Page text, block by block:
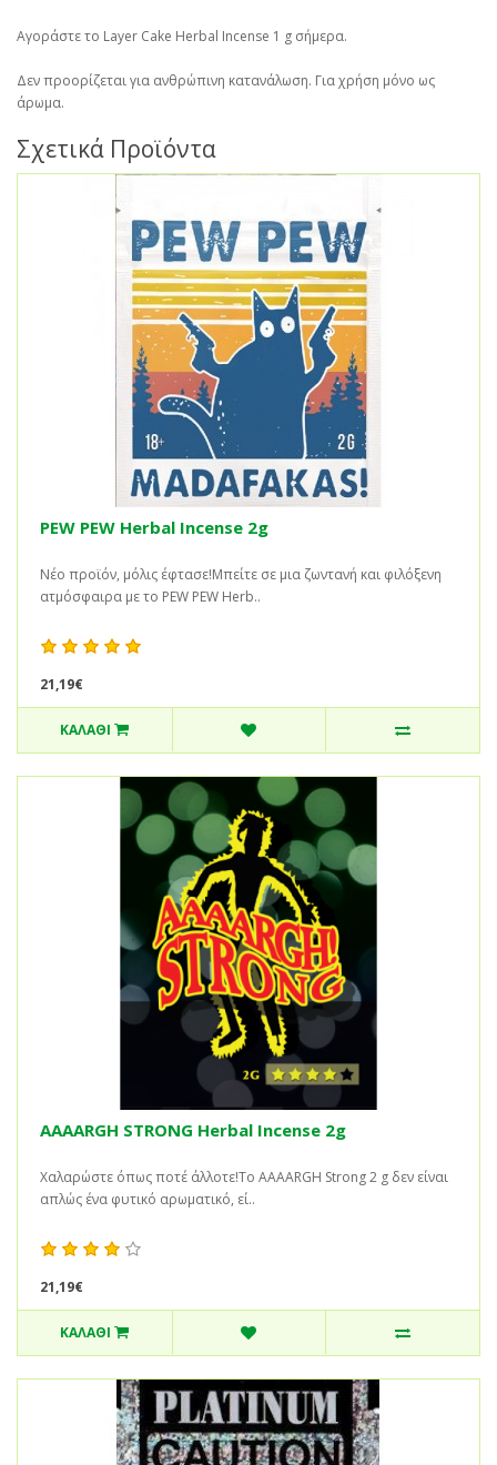
Αγοράστε το Layer Cake Herbal Incense 1 g σήμερα.
Δεν προορίζεται για ανθρώπινη κατανάλωση. Για χρήση μόνο ως
άρωμα.
Σχετικά Προϊόντα
PEW PEW Herbal Incense 2g
Νέο προϊόν, μόλις έφτασε!Μπείτε σε μια ζωντανή και φιλόξενη
ατμόσφαιρα με το PEW PEW Herb..
21,19€
ΚΑΛΆΘΙ
AAAARGH STRONG Herbal Incense 2g
Χαλαρώστε όπως ποτέ άλλοτε!Το AAAARGH Strong 2 g δεν είναι
απλώς ένα φυτικό αρωματικό, εί..
21,19€
ΚΑΛΆΘΙ